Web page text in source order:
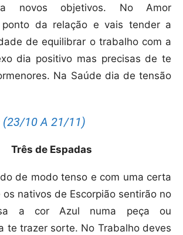
novos objetivos. No Amor
ponto da relação e vais tender a
de equilibrar o trabalho com a
dia positivo mas precisas de te
Na Saúde dia de tensão
(23/10 A 21/11)
Três de Espadas
de modo tenso e com uma certa
nativos de Escorpião sentirão no
a cor Azul numa peça ou
te trazer sorte. No Trabalho deves